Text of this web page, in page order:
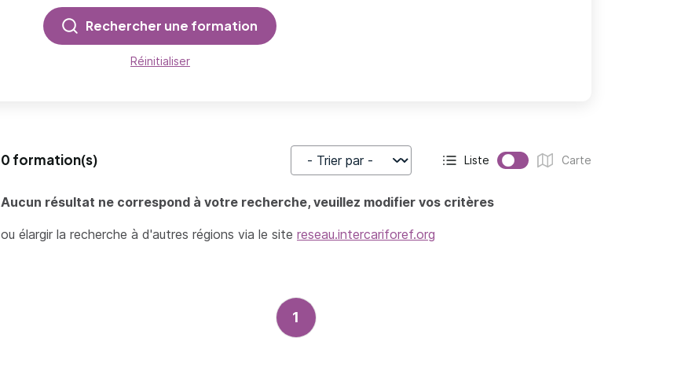
Rechercher une formation
Réinitialiser
0 formation(s)
Trier par Affichage actif :
Liste
Affichage :
Carte
Aucun résultat ne correspond à votre recherche, veuillez modifier vos critères
ou élargir la recherche à d'autres régions via le site reseau.intercariforef.org
1